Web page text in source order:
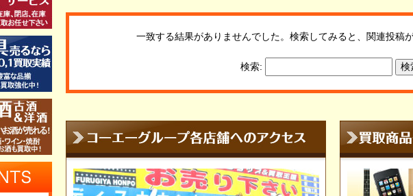
一致する結果がありませんでした。検索してみると、関連投稿
検索: